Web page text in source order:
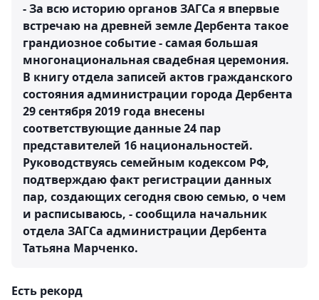
- За всю историю органов ЗАГСа я впервые
встречаю на древней земле Дербента такое
грандиозное событие - самая большая
многонациональная свадебная церемония.
В книгу отдела записей актов гражданского
состояния администрации города Дербента
29 сентября 2019 года внесены
соответствующие данные 24 пар
представителей 16 национальностей.
Руководствуясь семейным кодексом РФ,
подтверждаю факт регистрации данных
пар, создающих сегодня свою семью, о чем
и расписываюсь, - сообщила начальник
отдела ЗАГСа администрации Дербента
Татьяна Марченко.
Есть рекорд